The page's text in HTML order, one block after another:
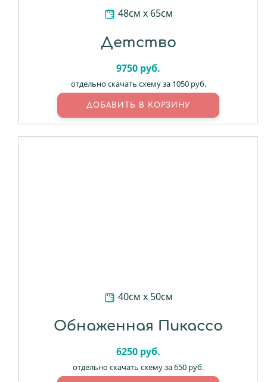
48см х 65см
Детство
9750 руб.
отдельно скачать схему за 1050 руб.
40см х 50см
Обнаженная Пикассо
6250 руб.
отдельно скачать схему за 650 руб.